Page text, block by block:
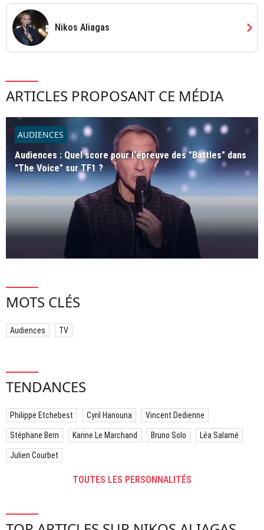
Nikos Aliagas chevron_right
ARTICLES PROPOSANT CE MÉDIA
AUDIENCES
Audiences : Quel score pour l'épreuve des "Battles" dans
"The Voice" sur TF1 ?
3 mai 2026
MOTS CLÉS
Audiences TV
TENDANCES
Philippe Etchebest Cyril Hanouna Vincent Dedienne
Stéphane Bern Karine Le Marchand Bruno Solo Léa Salamé
Julien Courbet
TOUTES LES PERSONNALITÉS